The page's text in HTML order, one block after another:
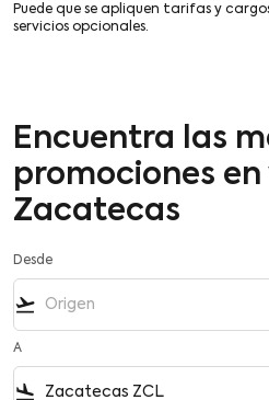
Puede que se apliquen tarifas y
servicios opcionales.
Encuentra las
promociones en
Zacatecas
Desde
flight_takeoff
A
flight_land